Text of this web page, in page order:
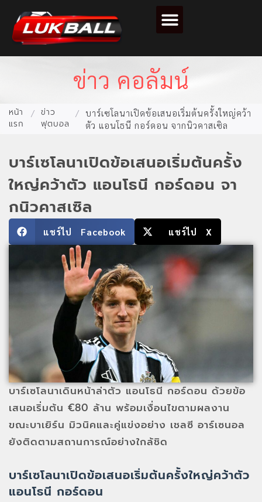
ข่าว คอลัมน์
หน้า
แรก
/ ข่าว
ฟุตบอล
/
บาร์เซโลนาเปิดข้อเสนอเริ่มต้นครั้งใหญ่คว้า
ตัว แอนโธนี กอร์ดอน จากนิวคาสเซิล
บาร์เซโลนาเปิดข้อเสนอเริ่มต้นครั้ง
ใหญ่คว้าตัว แอนโธนี กอร์ดอน จา
กนิวคาสเซิล
แชร์ไป Facebook แชร์ไป X
บาร์เซโลนาเดินหน้าล่าตัว แอนโธนี กอร์ดอน ด้วยข้อ
เสนอเริ่มต้น €80 ล้าน พร้อมเงื่อนไขตามผลงาน
ขณะบาเยิร์น มิวนิคและคู่แข่งอย่าง เชลซี อาร์เซนอล
ยังติดตามสถานการณ์อย่างใกล้ชิด
บาร์เซโลนาเปิดข้อเสนอเริ่มต้นครั้งใหญ่คว้าตัว
แอนโธนี กอร์ดอน